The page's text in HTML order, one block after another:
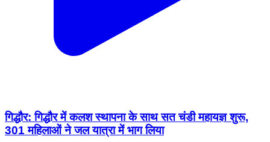
गिद्धौर: गिद्धौर में कलश स्थापना के साथ सत चंडी महायज्ञ शुरू,
301 महिलाओं ने जल यात्रा में भाग लिया